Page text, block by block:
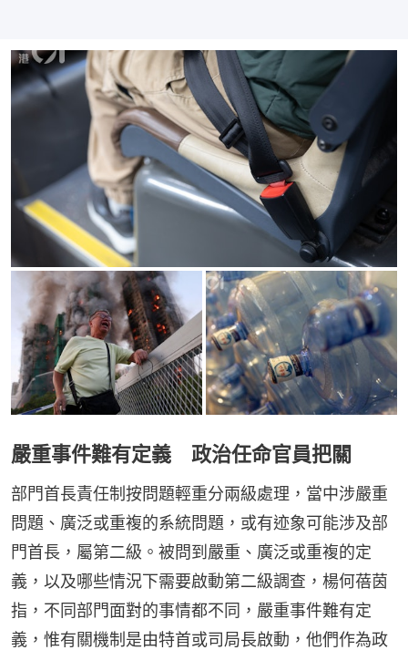
嚴重事件難有定義 政治任命官員把關
部門首長責任制按問題輕重分兩級處理，當中涉嚴重
問題、廣泛或重複的系統問題，或有迹象可能涉及部
門首長，屬第二級。被問到嚴重、廣泛或重複的定
義，以及哪些情況下需要啟動第二級調查，楊何蓓茵
指，不同部門面對的事情都不同，嚴重事件難有定
義，惟有關機制是由特首或司局長啟動，他們作為政